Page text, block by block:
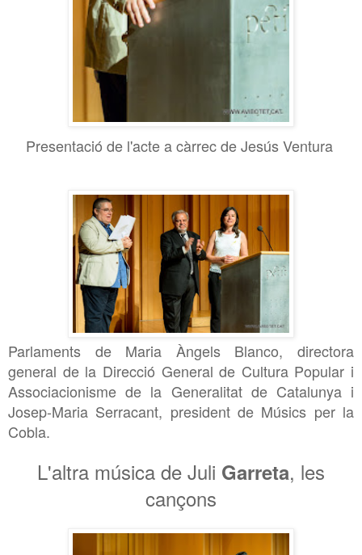
Presentació de l'acte a càrrec de Jesús Ventura
Parlaments de Maria Àngels Blanco, directora
general de la Direcció General de Cultura Popular i
Associacionisme de la Generalitat de Catalunya i
Josep-Maria Serracant, president de Músics per la
Cobla.
L'altra música de Juli Garreta, les
cançons